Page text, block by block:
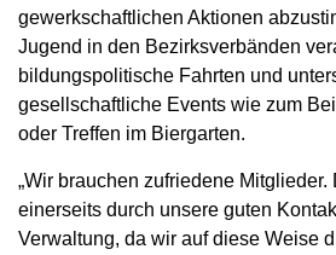
gewerkschaftlichen Aktionen
Jugend in den Bezirksverbänden
bildungspolitische Fahrten und
gesellschaftliche Events wie zum
oder Treffen im Biergarten.
„Wir brauchen zufriedene
einerseits durch unsere guten
Verwaltung, da wir auf diese Weise